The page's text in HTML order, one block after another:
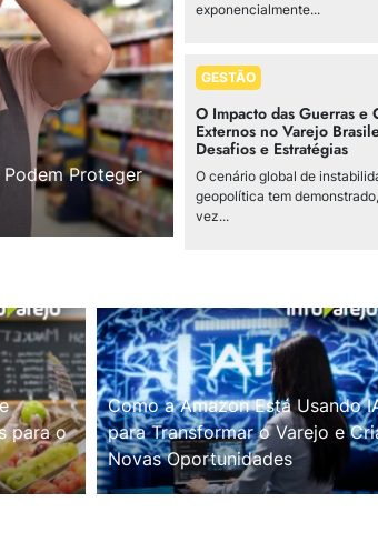
Proteger
exponencialmente...
GESTÃO
O Impacto das Guerras e
Externos no Varejo
Desafios e Estratégias
O cenário global de
geopolítica tem
vez...
para o
Como a Amazon Está Usando
para Transformar o Varejo e
Novas Oportunidades